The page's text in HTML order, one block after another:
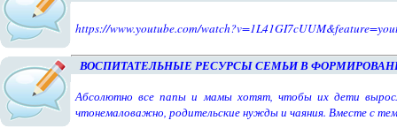
https://www.youtube.com/
ВОСПИТАТЕЛЬНЫЕ РЕСУРСЫ СЕМЬИ В
Абсолютно все папы и мамы хотят, чтобы их дети
чтонемаловажно, родительские нужды и чаяния. Вместе с